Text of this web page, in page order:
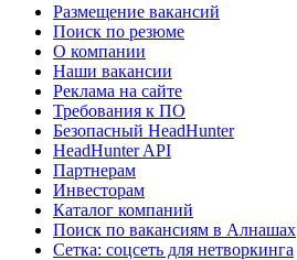
Размещение вакансий
Поиск по резюме
О компании
Наши вакансии
Реклама на сайте
Требования к ПО
Безопасный HeadHunter
HeadHunter API
Партнерам
Инвесторам
Каталог компаний
Поиск по вакансиям в Алнашах
Сетка: соцсеть для нетворкинга